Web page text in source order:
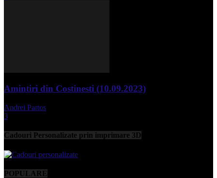
Amintiri din Costinesti (10.09.2023)
Andrei Partos
3
Cadouri Personalizate prin imprimare 3D
POPULARE